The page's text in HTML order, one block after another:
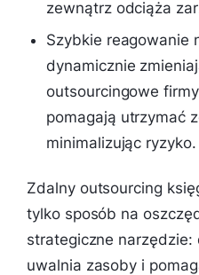
zewnątrz odciąża
Szybkie reagowanie
dynamicznie
outsourcingowe
pomagają utrzymać
minimalizując ryzyko.
Zdalny outsourcing
tylko sposób na
strategiczne
uwalnia zasoby i